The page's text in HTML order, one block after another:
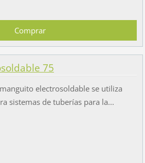
75
electrosoldable se utiliza
sistemas de tuberías para la...